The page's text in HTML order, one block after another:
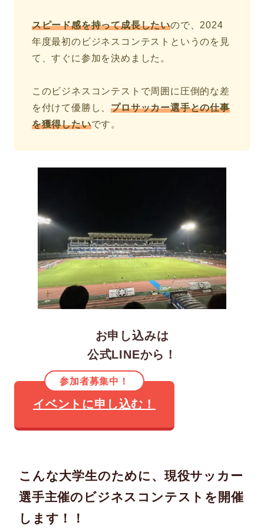
スピード感を持って成長したいので、2024
年度最初のビジネスコンテストというのを見
て、すぐに参加を決めました。
このビジネスコンテストで周囲に圧倒的な差
を付けて優勝し、プロサッカー選手との仕事
を獲得したいです。
お申し込みは
公式LINEから！
参加者募集中！
イベントに申し込む！
こんな大学生のために、現役サッカー
選手主催のビジネスコンテストを開催
します！！